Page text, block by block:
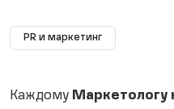
PR и маркетинг
Каждому Маркетологу